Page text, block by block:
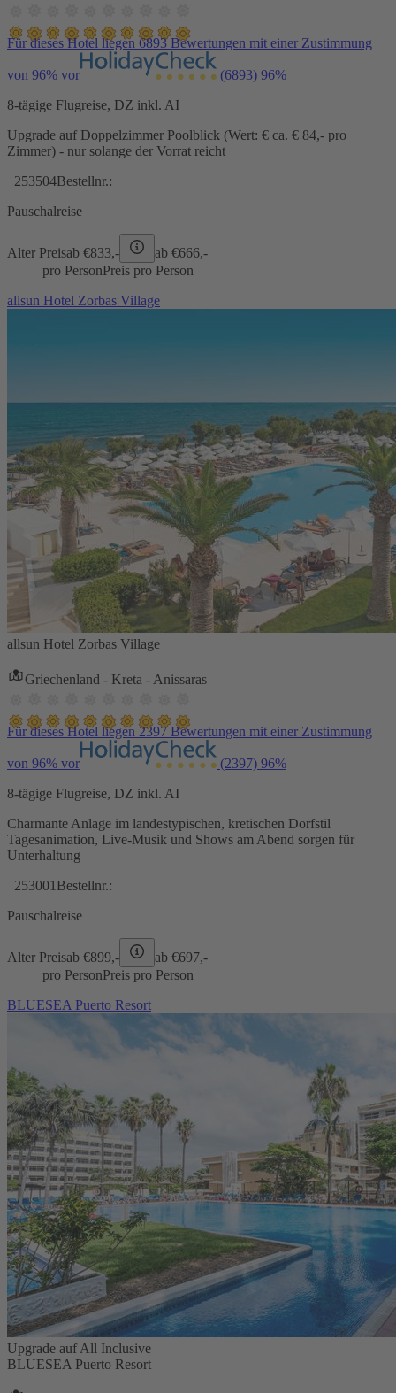
Für dieses Hotel liegen 6893 Bewertungen mit einer Zustimmung
von 96% vor (6893) 96%
8-tägige Flugreise, DZ inkl. AI
Upgrade auf Doppelzimmer Poolblick (Wert: € ca. € 84,- pro
Zimmer) - nur solange der Vorrat reicht
253504Bestellnr.:
Pauschalreise
Alter Preisab €833,- ab €666,-
pro PersonPreis pro Person
allsun Hotel Zorbas Village
allsun Hotel Zorbas Village
Griechenland - Kreta - Anissaras
Für dieses Hotel liegen 2397 Bewertungen mit einer Zustimmung
von 96% vor (2397) 96%
8-tägige Flugreise, DZ inkl. AI
Charmante Anlage im landestypischen, kretischen Dorfstil
Tagesanimation, Live-Musik und Shows am Abend sorgen für
Unterhaltung
253001 Bestellnr.:
Pauschalreise
Alter Preisab €899,- ab €697,-
pro PersonPreis pro Person
BLUESEA Puerto Resort
Upgrade auf All Inclusive
BLUESEA Puerto Resort